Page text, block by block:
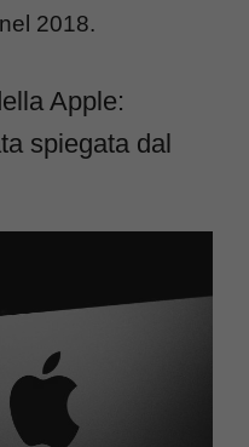
2018.
Apple:
spiegata dal